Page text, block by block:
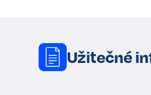
Užitečné